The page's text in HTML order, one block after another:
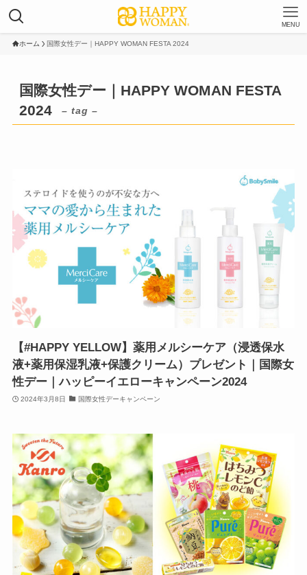
MENU
ホーム 国際女性デー｜HAPPY WOMAN FESTA 2024
国際女性デー｜HAPPY WOMAN FESTA
2024
– tag –
【#HAPPY YELLOW】薬用メルシーケア（浸透保水
液+薬用保湿乳液+保護クリーム）プレゼント｜国際女
性デー｜ハッピーイエローキャンペーン2024
2024年3月8日 国際女性デーキャンペーン